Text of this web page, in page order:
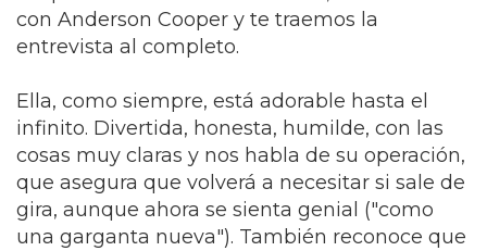
con Anderson Cooper y te traemos la
entrevista al completo.
Ella, como siempre, está adorable hasta el
infinito. Divertida, honesta, humilde, con las
cosas muy claras y nos habla de su operación,
que asegura que volverá a necesitar si sale de
gira, aunque ahora se sienta genial ("como
una garganta nueva"). También reconoce que